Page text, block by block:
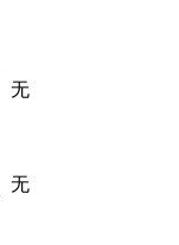
无
无